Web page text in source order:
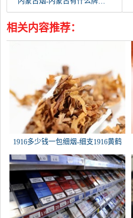
相关内容推荐：
1916多少钱一包细烟-细支1916黄鹤